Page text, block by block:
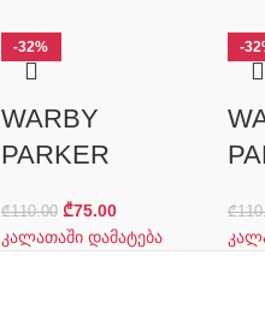
-32%
WARBY
PARKER
₾110.00 ₾75.00
კალათაში დამატება
-
₾